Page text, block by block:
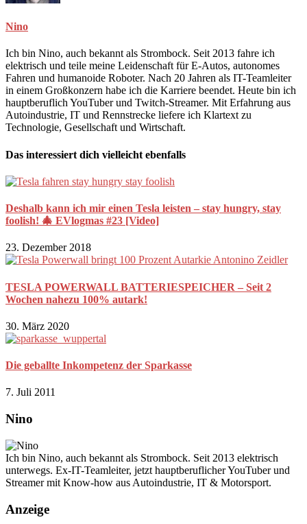
Nino
Ich bin Nino, auch bekannt als Strombock. Seit 2013 fahre ich
elektrisch und teile meine Leidenschaft für E-Autos, autonomes
Fahren und humanoide Roboter. Nach 20 Jahren als IT-Teamleiter
in einem Großkonzern habe ich die Karriere beendet. Heute bin ich
hauptberuflich YouTuber und Twitch-Streamer. Mit Erfahrung aus
Autoindustrie, IT und Rennstrecke liefere ich Klartext zu
Technologie, Gesellschaft und Wirtschaft.
Das interessiert dich vielleicht ebenfalls
Deshalb kann ich mir einen Tesla leisten – stay hungry, stay
foolish! 🎄 EVlogmas #23 [Video]
23. Dezember 2018
TESLA POWERWALL BATTERIESPEICHER – Seit 2
Wochen nahezu 100% autark!
30. März 2020
Die geballte Inkompetenz der Sparkasse
7. Juli 2011
Nino
Ich bin Nino, auch bekannt als Strombock. Seit 2013 elektrisch
unterwegs. Ex-IT-Teamleiter, jetzt hauptberuflicher YouTuber und
Streamer mit Know-how aus Autoindustrie, IT & Motorsport.
Anzeige